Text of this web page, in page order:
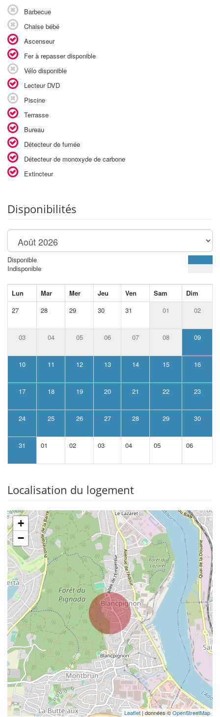
Barbecue
Chaise bébé
Ascenseur
Fer à repasser disponible
Vélo disponible
Lecteur DVD
Piscine
Terrasse
Bureau
Détecteur de fumée
Détecteur de monoxyde de carbone
Extincteur
Disponibilités
Disponible
Indisponible
Lun Mar Mer Jeu Ven Sam
Dim
27
28 29 30 31 01 02
03 04 05 06 07 08 09
10 11 12 13 14 15 16
17 18 19 20 21 22 23
24 25 26 27 28 29 30
31 01 02 03 04 05 06
Localisation du logement
+
−
Leaflet| données ©OpenStreetMap